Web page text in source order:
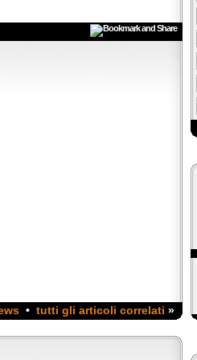
• tutti gli articoli correlati »